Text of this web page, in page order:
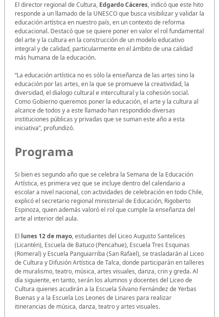
El director regional de Cultura, Edgardo Cáceres, indicó que este hito
responde a un llamado de la UNESCO que busca visibilizar y validar la
educación artística en nuestro país, en un contexto de reforma
educacional. Destacó que se quiere poner en valor el rol fundamental
del arte y la cultura en la construcción de un modelo educativo
integral y de calidad, particularmente en el ámbito de una calidad
más humana de la educación.
“La educación artística no es sólo la enseñanza de las artes sino la
educación por las artes, en la que se promueve la creatividad, la
diversidad, el dialogo cultural e intercultural y la cohesión social.
Como Gobierno queremos poner la educación, el arte y la cultura al
alcance de todos y a este llamado han respondido diversas
instituciones públicas y privadas que se suman este año a esta
iniciativa”, profundizó.
Programa
Si bien es segundo año que se celebra la Semana de la Educación
Artística, es primera vez que se incluye dentro del calendario a
escolar a nivel nacional, con actividades de celebración en todo Chile,
explicó el secretario regional ministerial de Educación, Rigoberto
Espinoza, quien además valoró el rol que cumple la enseñanza del
arte al interior del aula.
El lunes 12 de mayo, estudiantes del Liceo Augusto Santelices
(Licantén), Escuela de Batuco (Pencahue), Escuela Tres Esquinas
(Romeral) y Escuela Panguiarriba (San Rafael), se trasladarán al Liceo
de Cultura y Difusión Artística de Talca, donde participarán en talleres
de muralismo, teatro, música, artes visuales, danza, crin y greda. Al
día siguiente, en tanto, serán los alumnos y docentes del Liceo de
Cultura quienes acudirán a la Escuela Silvano Fernández de Yerbas
Buenas y a la Escuela Los Leones de Linares para realizar
itinerancias de música, danza, teatro y artes visuales.